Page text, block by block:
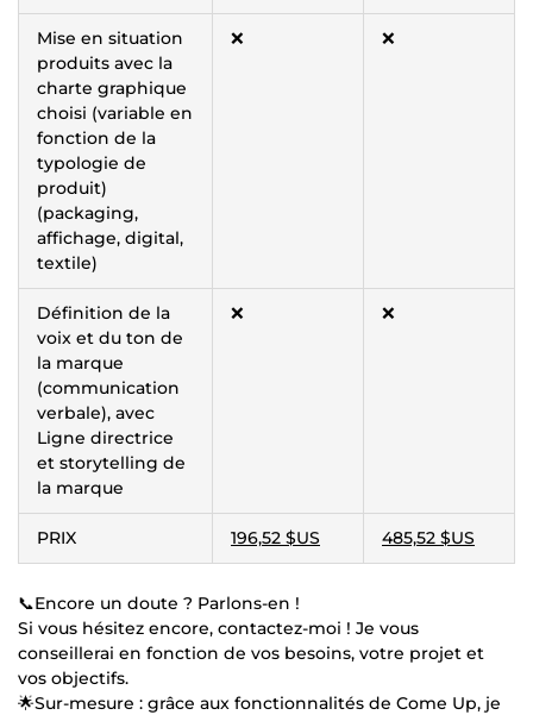
Mise en situation
produits avec la
charte graphique
choisi (variable en
fonction de la
typologie de
produit)
(packaging,
affichage, digital,
textile)
❌ ❌
Définition de la
voix et du ton de
la marque
(communication
verbale), avec
Ligne directrice
et storytelling de
la marque
❌ ❌
PRIX 196,52 $US 485,52 $US
📞Encore un doute ? Parlons-en !
Si vous hésitez encore, contactez-moi ! Je vous
conseillerai en fonction de vos besoins, votre projet et
vos objectifs.
🌟Sur-mesure : grâce aux fonctionnalités de Come Up, je